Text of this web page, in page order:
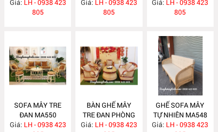
MA563
Giá: LH - 0938 423
805
MA557
Giá: LH - 0938 423
805
Giá: LH - 0938 423
805
SOFA MÂY TRE
ĐAN MA550
Giá: LH - 0938 423
BÀN GHẾ MÂY
TRE ĐAN PHÒNG
KHÁCH MA549
Giá: LH - 0938 423
GHẾ SOFA MÂY
TỰ NHIÊN MA548
Giá: LH - 0938 423